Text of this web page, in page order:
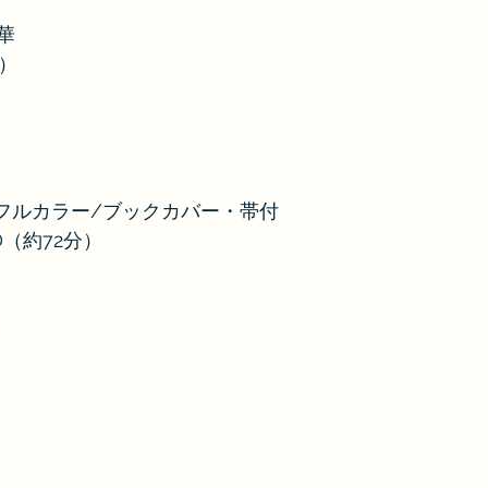
カラー/ブックカバー・帯付
約72分）